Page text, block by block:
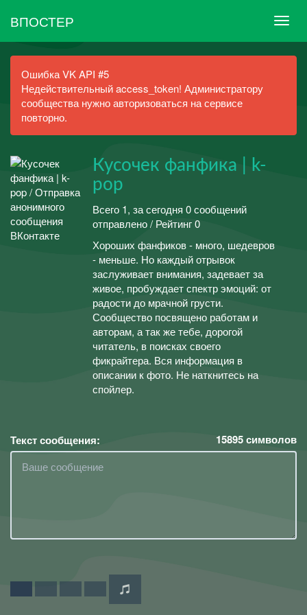
ВПОСТЕР
Ошибка VK API #5
Недействительный access_token! Администратору
сообщества нужно авторизоваться на сервисе
повторно.
Кусочек фанфика | k-
pop
Всего 1, за сегодня 0 сообщений
отправлено / Рейтинг 0
Хороших фанфиков - много, шедевров
- меньше. Но каждый отрывок
заслуживает внимания, задевает за
живое, пробуждает спектр эмоций: от
радости до мрачной грусти.
Сообщество посвящено работам и
авторам, а так же тебе, дорогой
читатель, в поисках своего
фикрайтера. Вся информация в
описании к фото. Не наткнитесь на
спойлер.
Текст сообщения: 15895символов